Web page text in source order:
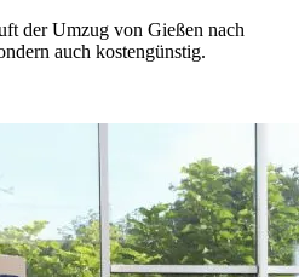
der Umzug von Gießen nach
auch kostengünstig.